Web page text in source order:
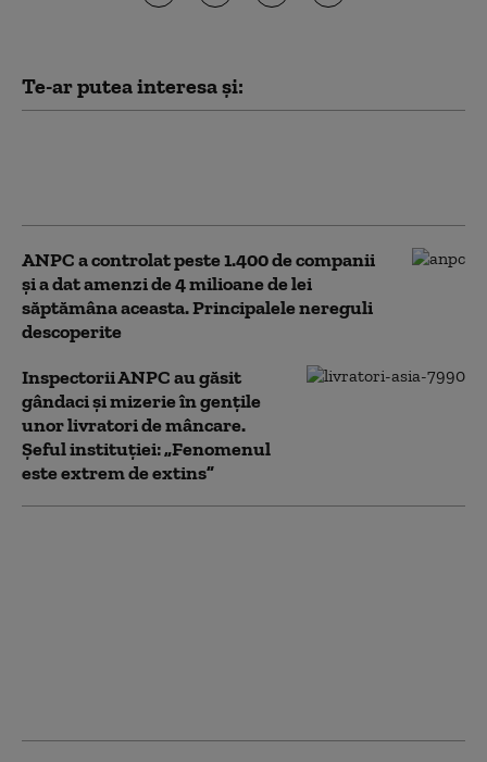
Te-ar putea interesa și:
ANPC a controlat peste 1.400 de companii
și a dat amenzi de 4 milioane de lei
săptămâna aceasta. Principalele nereguli
descoperite
Inspectorii ANPC au găsit
gândaci și mizerie în gențile
unor livratori de mâncare.
Șeful instituției: „Fenomenul
este extrem de extins”